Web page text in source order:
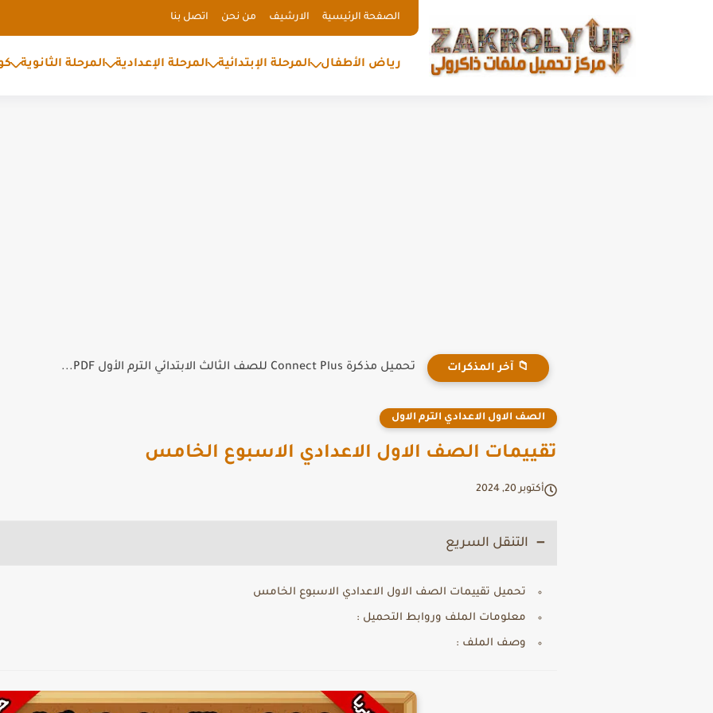
الصفحة الرئيسية الارشيف من نحن اتصل بنا
رياض الأطفال المرحلة الإبتدائية المرحلة الإعدادية المرحلة الثانوية
📁 آخر المذكرات تحميل مذكرة Connect Plus للصف الثالث الابتدائي الترم الأول PDF...
الصف الاول الاعدادي الترم الاول
تقييمات الصف الاول الاعدادي الاسبوع الخامس
أكتوبر 20, 2024
التنقل السريع
تحميل تقييمات الصف الاول الاعدادي الاسبوع الخامس
معلومات الملف وروابط التحميل :
وصف الملف :